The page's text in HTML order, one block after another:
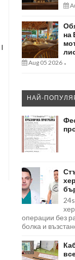
I
на
Aug 05 2026 -
НАЙ-
операции без
болка и